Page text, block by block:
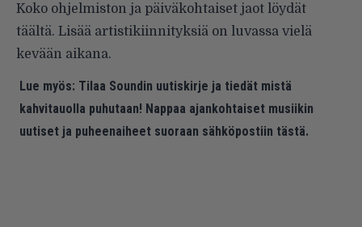
Koko ohjelmiston ja päiväkohtaiset jaot löydät
täältä. Lisää artistikiinnityksiä on luvassa vielä
kevään aikana.
Lue myös: Tilaa Soundin uutiskirje ja tiedät mistä
kahvitauolla puhutaan! Nappaa ajankohtaiset musiikin
uutiset ja puheenaiheet suoraan sähköpostiin tästä.